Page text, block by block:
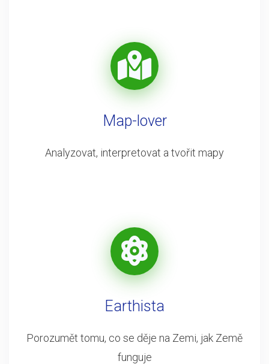
Map-lover
Analyzovat, interpretovat a tvořit mapy
Earthista
Porozumět tomu, co se děje na Zemi, jak Země
funguje